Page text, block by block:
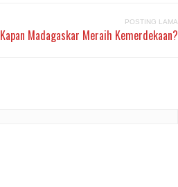
POSTING LAMA
Kapan Madagaskar Meraih Kemerdekaan?